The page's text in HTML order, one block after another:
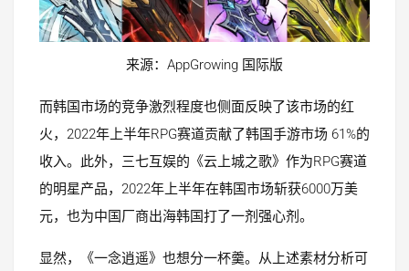
来源：AppGrowing 国际版
而韩国市场的竞争激烈程度也侧面反映了该市场的红
火，2022年上半年RPG赛道贡献了韩国手游市场 61%的
收入。此外，三七互娱的《云上城之歌》作为RPG赛道
的明星产品，2022年上半年在韩国市场斩获6000万美
元，也为中国厂商出海韩国打了一剂强心剂。
显然，《一念逍遥》也想分一杯羹。从上述素材分析可